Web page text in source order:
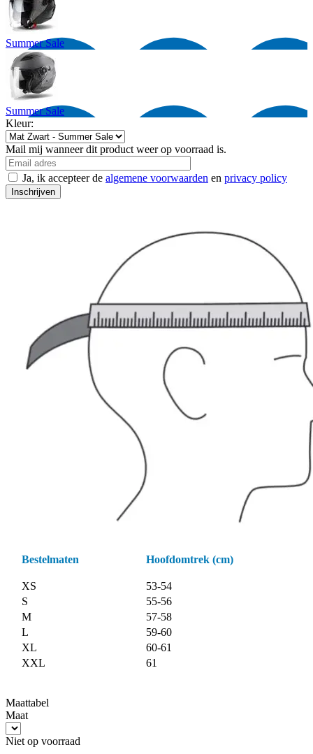
Summer Sale
Summer Sale
Kleur:
Mail mij wanneer dit product weer op voorraad is.
Ja, ik accepteer de algemene voorwaarden en privacy policy
Inschrijven
Bestelmaten Hoofdomtrek (cm)
XS
53-54
S
55-56
M
57-58
L
59-60
XL
60-61
XXL
61
Maattabel
Maat
Niet op voorraad